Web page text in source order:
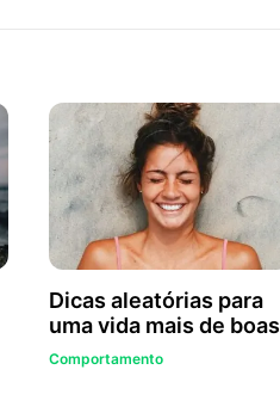
Dicas aleatórias para
uma vida mais de boas
Comportamento